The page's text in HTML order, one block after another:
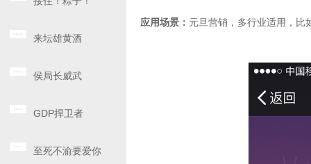
来坛雄黄酒
侯局长威武
GDP捍卫者
至死不渝要爱你
应用场景： 元旦营销，多行业适用，比